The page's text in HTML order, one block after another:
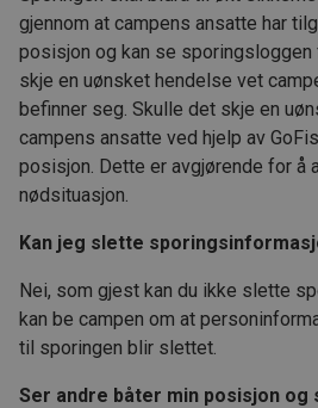
gjennom at campens ansatte har
posisjon og kan se sporingsloggen
skje en uønsket hendelse vet
befinner seg. Skulle det skje en
campens ansatte ved hjelp av
posisjon. Dette er avgjørende for å
nødsituasjon.
Kan jeg slette
Nei, som gjest kan du ikke slette
kan be campen om at
til sporingen blir slettet.
Ser andre båter min posisjon og